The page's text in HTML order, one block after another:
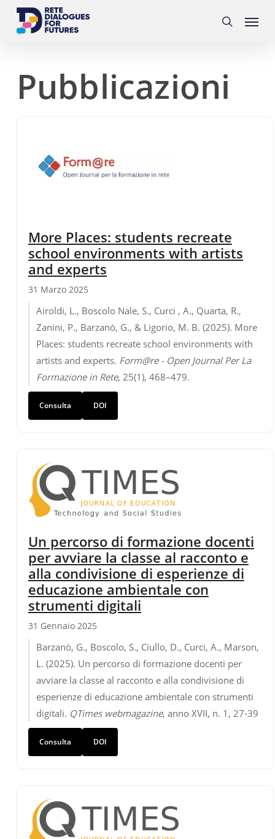
Skip
search
Menu
Pubblicazioni
More Places: students recreate
school environments with artists
and experts
31 Marzo 2025
Airoldi, L., Boscolo Nale, S., Curci , A., Quarta, R.,
Zanini, P., Barzanò, G., & Ligorio, M. B. (2025). More
Places: students recreate school environments with
artists and experts. Form@re - Open Journal Per La
Formazione in Rete, 25(1), 468–479.
Consulta DOI
Un percorso di formazione docenti
per avviare la classe al racconto e
alla condivisione di esperienze di
educazione ambientale con
strumenti digitali
31 Gennaio 2025
Barzanò, G., Boscolo, S., Ciullo, D., Curci, A., Marson,
L. (2025). Un percorso di formazione docenti per
avviare la classe al racconto e alla condivisione di
esperienze di educazione ambientale con strumenti
digitali. QTimes webmagazine, anno XVII, n. 1, 27-39
Consulta DOI